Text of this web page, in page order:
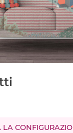
LA